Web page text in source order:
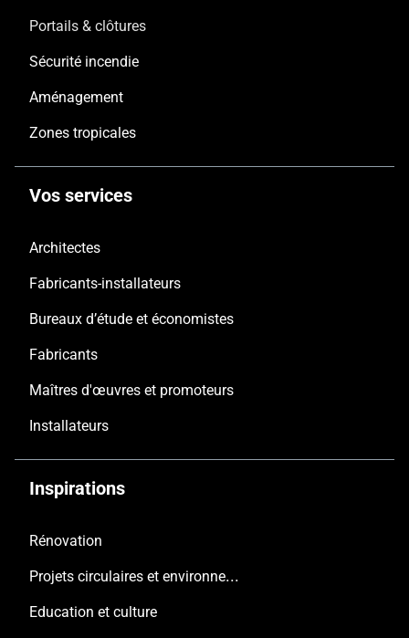
Portails & clôtures
Sécurité incendie
Aménagement
Zones tropicales
Vos services
Architectes
Fabricants-installateurs
Bureaux d’étude et économistes
Fabricants
Maîtres d'œuvres et promoteurs
Installateurs
Inspirations
Rénovation
Projets circulaires et environnementaux
Education et culture